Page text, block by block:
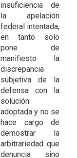
insuficiencia de
la apelación
federal intentada,
en tanto solo
pone de
manifiesto la
discrepancia
subjetiva de la
defensa con la
solución
adoptada y no se
hace cargo de
demostrar la
arbitrariedad que
denuncia sino